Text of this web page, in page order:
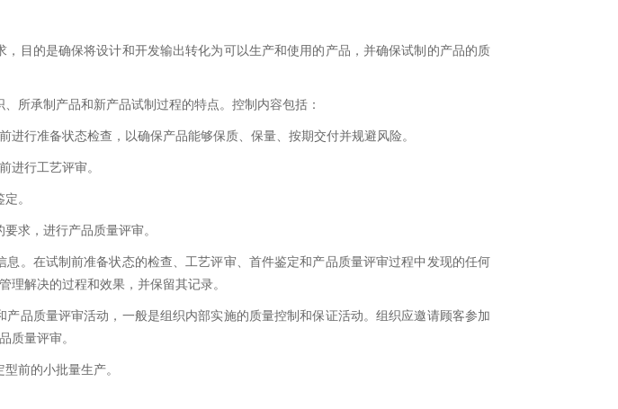
，目的是确保将设计和开发输出转化为可以生产和使用的产品，并确保试制的产品的质
所承制产品和新产品试制过程的特点。控制内容包括：
进行准备状态检查，以确保产品能够保质、保量、按期交付并规避风险。
进行工艺评审。
。
求，进行产品质量评审。
息。在试制前准备状态的检查、工艺评审、首件鉴定和产品质量评审过程中发现的任何
理解决的过程和效果，并保留其记录。
产品质量评审活动，一般是组织内部实施的质量控制和保证活动。组织应邀请顾客参加
质量评审。
前的小批量生产。